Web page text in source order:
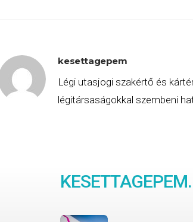
kesettagepem
Légi utasjogi szakértő és
légitársaságokkal szembeni